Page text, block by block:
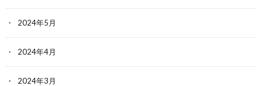
2024年5月
2024年4月
2024年3月